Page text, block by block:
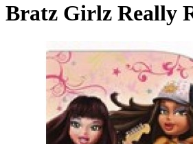
Bratz Girlz Really